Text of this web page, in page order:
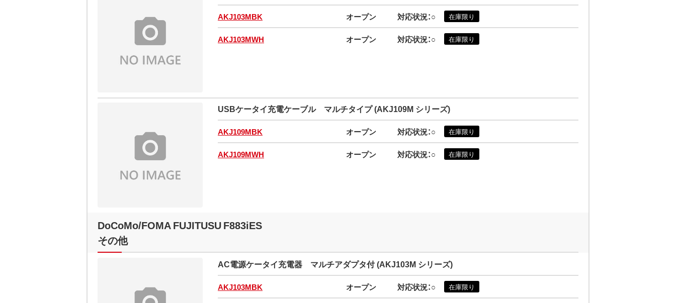
AKJ103MBK オープン 対応状況：○ 在庫限り
AKJ103MWH オープン 対応状況：○ 在庫限り
USBケータイ充電ケーブル マルチタイプ (AKJ109M シリーズ)
AKJ109MBK オープン 対応状況：○ 在庫限り
AKJ109MWH オープン 対応状況：○ 在庫限り
DoCoMo/FOMA FUJITUSU F883iES
その他
AC電源ケータイ充電器 マルチアダプタ付 (AKJ103M シリーズ)
AKJ103MBK オープン 対応状況：○ 在庫限り